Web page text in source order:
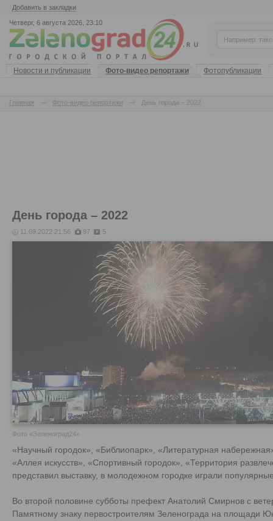
Добавить в закладки
Четверг, 6 августа 2026, 23:10
Новости и публикации Фото-видео репортажи Фотопубликации
Главная Фото-видео репортажи День города – 2022
День города – 2022
11.09.2022 21:56 97 5
Фото «Зеленоград24»
«Научный городок», «Библиопарк», «Литературная
«Аллея искусств», «Спортивный городок», «Территория
представил выставку, в молодежном городке играли
Во второй половине субботы префект Анатолий Смирнов с
Памятному знаку первостроителям Зеленограда на площади